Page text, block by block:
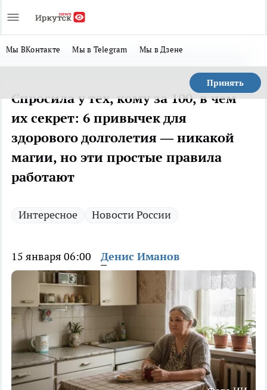
Мы ВКонтакте Мы в Telegram Мы в Дзене
Принять
Cпросила у тех, кому за 100, в чем
их секрет: 6 привычек для
здорового долголетия — никакой
магии, но эти простые правила
работают
Интересное Новости России
15 января 06:00 Денис Иманов